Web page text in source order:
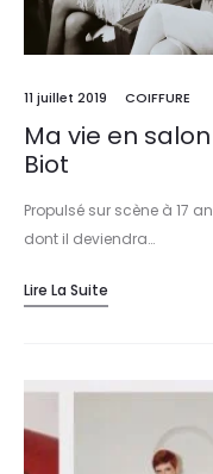
11 juillet 2019 COIFFURE
Ma vie en
Biot
Propulsé sur scène à 17
dont il deviendra…
Lire La Suite